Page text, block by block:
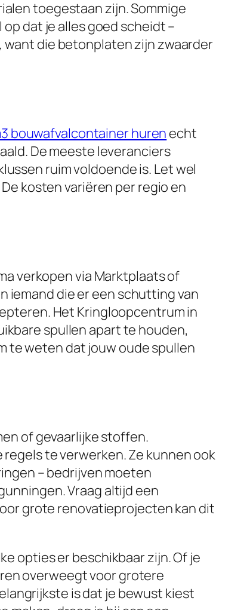
toegestaan zijn. Sommige
dat je alles goed scheidt –
die betonplaten zijn zwaarder
bouwafvalcontainer huren echt
De meeste leveranciers
ruim voldoende is. Let wel
kosten variëren per regio en
verkopen via Marktplaats of
iemand die er een schutting van
Het Kringloopcentrum in
spullen apart te houden,
te weten dat jouw oude spullen
of gevaarlijke stoffen.
te verwerken. Ze kunnen ook
– bedrijven moeten
Vraag altijd een
grote renovatieprojecten kan dit
opties er beschikbaar zijn. Of je
overweegt voor grotere
is dat je bewust kiest